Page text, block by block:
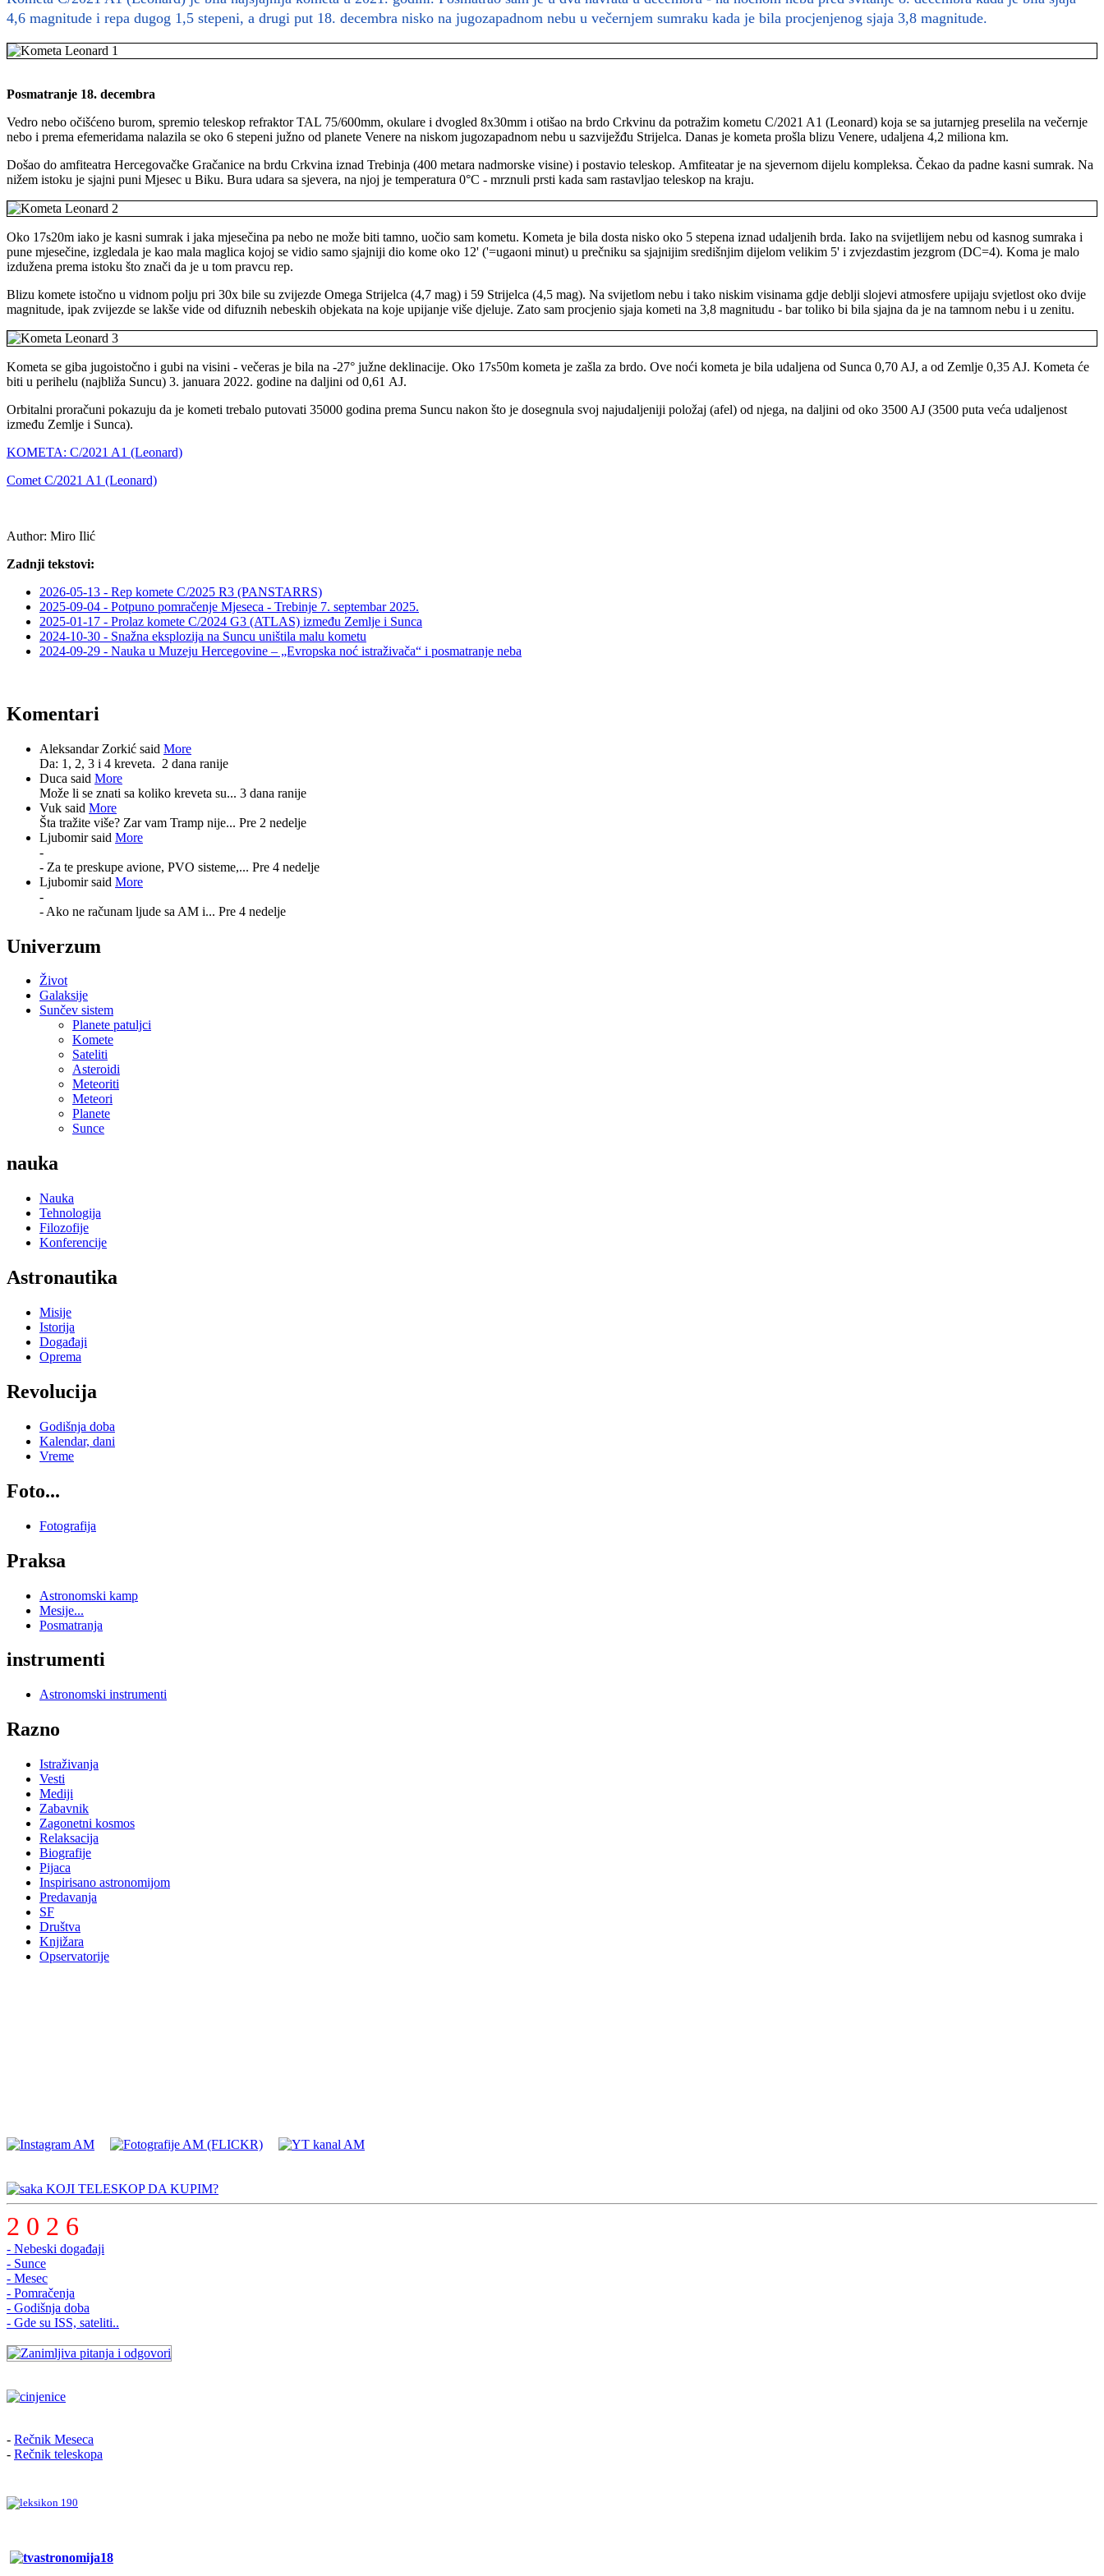
4,6 magnitude i repa dugog 1,5 stepeni, a drugi put 18. decembra nisko na jugozapadnom nebu u večernjem sumraku kada je bila procjenjenog sjaja 3,8 magnitude.
Posmatranje 18. decembra
Vedro nebo očišćeno burom, spremio teleskop refraktor TAL 75/600mm, okulare i dvogled 8x30mm i otišao na brdo Crkvinu da potražim kometu C/2021 A1 (Leonard) koja se sa jutarnjeg preselila na večernje
nebo i prema efemeridama nalazila se oko 6 stepeni južno od planete Venere na niskom jugozapadnom nebu u sazviježđu Strijelca. Danas je kometa prošla blizu Venere, udaljena 4,2 miliona km.
Došao do amfiteatra Hercegovačke Gračanice na brdu Crkvina iznad Trebinja (400 metara nadmorske visine) i postavio teleskop. Amfiteatar je na sjevernom dijelu kompleksa. Čekao da padne kasni sumrak. Na
nižem istoku je sjajni puni Mjesec u Biku. Bura udara sa sjevera, na njoj je temperatura 0°C - mrznuli prsti kada sam rastavljao teleskop na kraju.
Oko 17s20m iako je kasni sumrak i jaka mjesečina pa nebo ne može biti tamno, uočio sam kometu. Kometa je bila dosta nisko oko 5 stepena iznad udaljenih brda. Iako na svijetlijem nebu od kasnog sumraka i
pune mjesečine, izgledala je kao mala maglica kojoj se vidio samo sjajniji dio kome oko 12' ('=ugaoni minut) u prečniku sa sjajnijim središnjim dijelom velikim 5' i zvjezdastim jezgrom (DC=4). Koma je malo
izdužena prema istoku što znači da je u tom pravcu rep.
Blizu komete istočno u vidnom polju pri 30x bile su zvijezde Omega Strijelca (4,7 mag) i 59 Strijelca (4,5 mag). Na svijetlom nebu i tako niskim visinama gdje deblji slojevi atmosfere upijaju svjetlost oko dvije
magnitude, ipak zvijezde se lakše vide od difuznih nebeskih objekata na koje upijanje više djeluje. Zato sam procjenio sjaja kometi na 3,8 magnitudu - bar toliko bi bila sjajna da je na tamnom nebu i u zenitu.
Kometa se giba jugoistočno i gubi na visini - večeras je bila na -27° južne deklinacije. Oko 17s50m kometa je zašla za brdo. Ove noći kometa je bila udaljena od Sunca 0,70 AJ, a od Zemlje 0,35 AJ. Kometa će
biti u perihelu (najbliža Suncu) 3. januara 2022. godine na daljini od 0,61 АЈ.
Orbitalni proračuni pokazuju da je kometi trebalo putovati 35000 godina prema Suncu nakon što je dosegnula svoj najudaljeniji položaj (afel) od njega, na daljini od oko 3500 AJ (3500 puta veća udaljenost
između Zemlje i Sunca).
KOMETA: C/2021 A1 (Leonard)
Comet C/2021 A1 (Leonard)
Author: Miro Ilić
Zadnji tekstovi:
2026-05-13 - Rep komete C/2025 R3 (PANSTARRS)
2025-09-04 - Potpuno pomračenje Mjeseca - Trebinje 7. septembar 2025.
2025-01-17 - Prolaz komete C/2024 G3 (ATLAS) između Zemlje i Sunca
2024-10-30 - Snažna eksplozija na Suncu uništila malu kometu
2024-09-29 - Nauka u Muzeju Hercegovine – „Evropska noć istraživača“ i posmatranje neba
Komentari
Aleksandar Zorkić said More
Da: 1, 2, 3 i 4 kreveta. 2 dana ranije
Duca said More
Može li se znati sa koliko kreveta su... 3 dana ranije
Vuk said More
Šta tražite više? Zar vam Tramp nije... Pre 2 nedelje
Ljubomir said More
-
- Za te preskupe avione, PVO sisteme,... Pre 4 nedelje
Ljubomir said More
-
- Ako ne računam ljude sa AM i... Pre 4 nedelje
Univerzum
Život
Galaksije
Sunčev sistem
Planete patuljci
Komete
Sateliti
Asteroidi
Meteoriti
Meteori
Planete
Sunce
nauka
Nauka
Tehnologija
Filozofije
Konferencije
Astronautika
Misije
Istorija
Događaji
Oprema
Revolucija
Godišnja doba
Kalendar, dani
Vreme
Foto...
Fotografija
Praksa
Astronomski kamp
Mesije...
Posmatranja
instrumenti
Astronomski instrumenti
Razno
Istraživanja
Vesti
Mediji
Zabavnik
Zagonetni kosmos
Relaksacija
Biografije
Pijaca
Inspirisano astronomijom
Predavanja
SF
Društva
Knjižara
Opservatorije
KOJI TELESKOP DA KUPIM?
2 0 2 6
- Nebeski događaji
- Sunce
- Mesec
- Pomračenja
- Godišnja doba
- Gde su ISS, sateliti..
- Rečnik Meseca
- Rečnik teleskopa